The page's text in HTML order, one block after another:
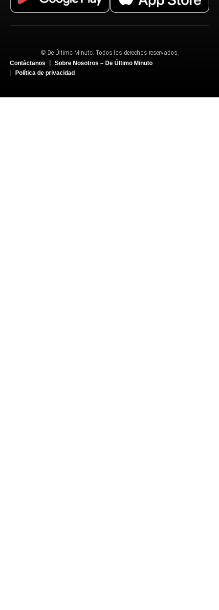
© De Último Minuto. Todos los derechos reservados.
Contáctanos
Sobre Nosotros – De Último Minuto
Política de privacidad